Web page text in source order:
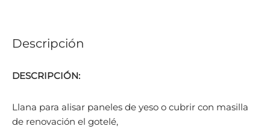
Descripción
DESCRIPCIÓN:
Llana para alisar paneles de yeso o cubrir con masilla
de renovación el gotelé,